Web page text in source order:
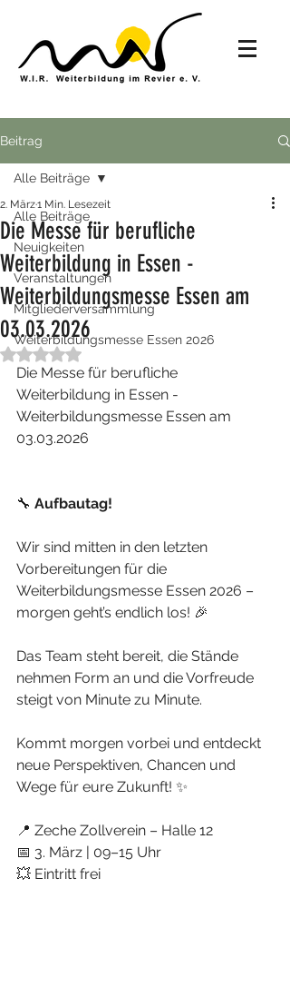
Beitrag
Alle Beiträge
Neuigkeiten
Veranstaltungen
Mitgliederversammlung
Weiterbildungsmesse Essen 2026
Alle Beiträge
Die Messe für berufliche
Weiterbildung in Essen -
Weiterbildungsmesse Essen am
03.03.2026
2. März1 Min. Lesezeit
Mit NaN von 5 Sternen bewertet.
Die Messe für berufliche
Weiterbildung in Essen -
Weiterbildungsmesse Essen am
03.03.2026
🔧 Aufbautag!
Wir sind mitten in den letzten
Vorbereitungen für die
Weiterbildungsmesse Essen 2026 –
morgen geht’s endlich los! 🎉
Das Team steht bereit, die Stände
nehmen Form an und die Vorfreude
steigt von Minute zu Minute.
Kommt morgen vorbei und entdeckt
neue Perspektiven, Chancen und
Wege für eure Zukunft! ✨
📍 Zeche Zollverein – Halle 12
📅 3. März | 09–15 Uhr
💥 Eintritt frei